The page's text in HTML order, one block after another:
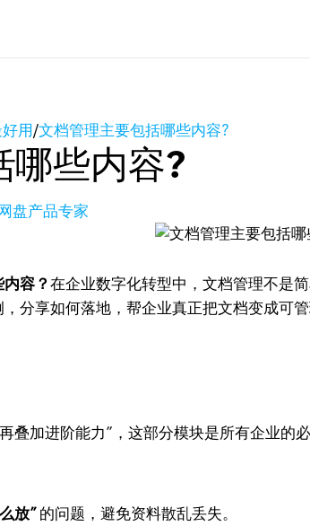
用/文档管理主要包括哪些内容?
哪些内容?
盘产品专家
内容？在企业数字化转型中，文档管理不是
，分享如何落地，帮企业真正把文档变成可
叠加进阶能力”，这部分模块是所有企业的
放” 的问题，避免资料散乱丢失。